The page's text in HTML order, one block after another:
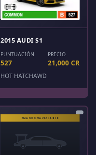
2015 AUDI S1
PUNTUACIÓN
527
PRECIO
21,000 CR
HOT HATCHAWD